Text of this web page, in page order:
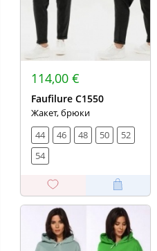
114,00 €
Faufilure C1550
Жакет, брюки
44
46 48 50
52
54